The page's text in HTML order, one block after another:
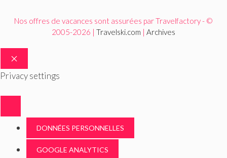
Nos offres de vacances sont assurées par Travelfactory - ©
2005-2026 | Travelski.com | Archives
FERMER
Privacy settings
DONNÉES PERSONNELLES
GOOGLE ANALYTICS